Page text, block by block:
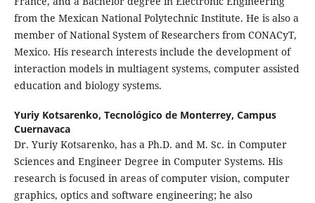
from the Mexican National Polytechnic Institute. He is also a
member of National System of Researchers from CONACyT,
Mexico. His research interests include the development of
interaction models in multiagent systems, computer assisted
education and biology systems.
Yuriy Kotsarenko, Tecnológico de Monterrey, Campus
Cuernavaca
Dr. Yuriy Kotsarenko, has a Ph.D. and M. Sc. in Computer
Sciences and Engineer Degree in Computer Systems. His
research is focused in areas of computer vision, computer
graphics, optics and software engineering; he also